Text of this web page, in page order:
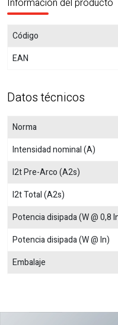
Información del producto
Código
EAN
Datos técnicos
Norma
Intensidad nominal (A)
I2t Pre-Arco (A2s)
I2t Total (A2s)
Potencia disipada (W @ 0,8
Potencia disipada (W @ In)
Embalaje